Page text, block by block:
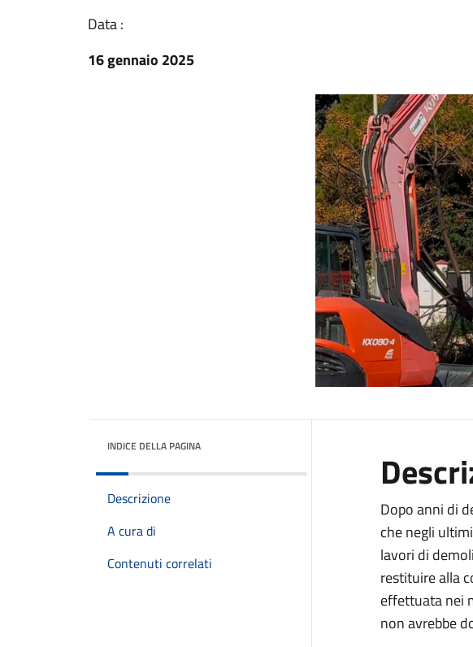
Data :
16 gennaio 2025
INDICE DELLA PAGINA
Descrizione
A cura di
Contenuti correlati
Dopo anni di
che negli
lavori di
restituire alla
effettuata nei
non avrebbe